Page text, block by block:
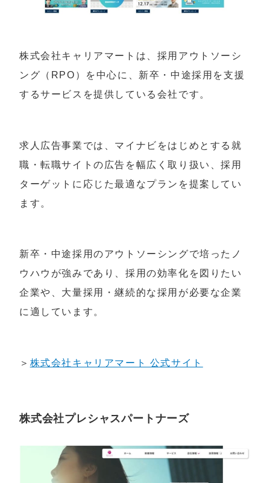
株式会社キャリアマートは、採用アウトソーシ
ング（RPO）を中心に、新卒・中途採用を支援
するサービスを提供している会社です。
求人広告事業では、マイナビをはじめとする就
職・転職サイトの広告を幅広く取り扱い、採用
ターゲットに応じた最適なプランを提案してい
ます。
新卒・中途採用のアウトソーシングで培ったノ
ウハウが強みであり、採用の効率化を図りたい
企業や、大量採用・継続的な採用が必要な企業
に適しています。
＞ 株式会社キャリアマート 公式サイト
株式会社プレシャスパートナーズ